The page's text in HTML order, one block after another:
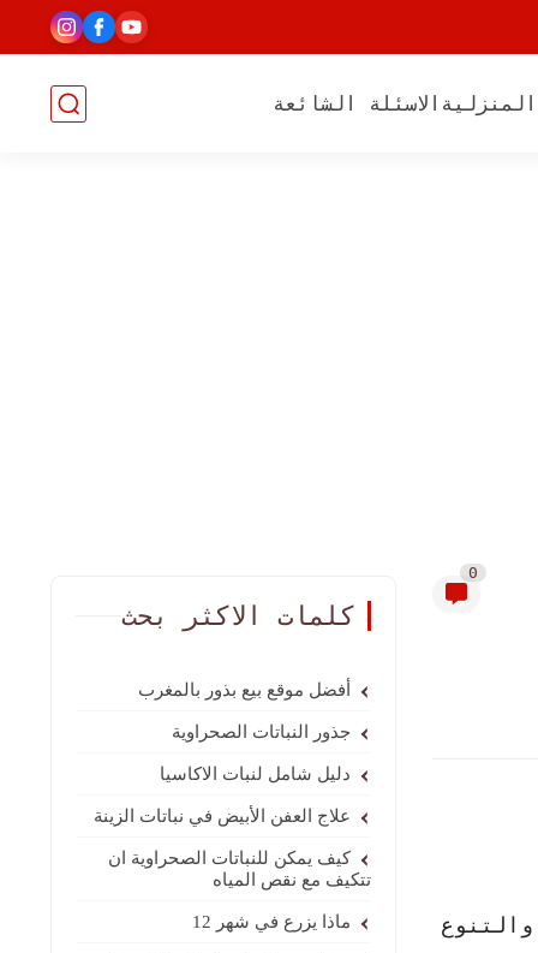
الاسئلة الشائعة
0
كلمات الاكثر بحث
أفضل موقع بيع بذور بالمغرب
جذور النباتات الصحراوية
دليل شامل لنبات الاكاسيا
علاج العفن الأبيض في نباتات الزينة
كيف يمكن للنباتات الصحراوية ان
تتكيف مع نقص المياه
ماذا يزرع في شهر 12